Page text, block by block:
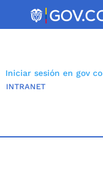
Iniciar sesión en gov co
INTRANET